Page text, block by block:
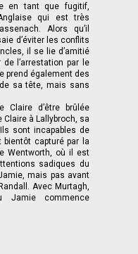
en tant que fugitif,
qui est très
Alors qu’il
d’éviter les conflits
il se lie d’amitié
l’arrestation par le
prend également des
sa tête, mais sans
Claire d’être brûlée
à Lallybroch, sa
sont incapables de
capturé par la
Wentworth, où il est
sadiques du
mais pas avant
Avec Murtagh,
Jamie commence